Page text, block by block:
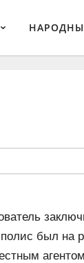
был на